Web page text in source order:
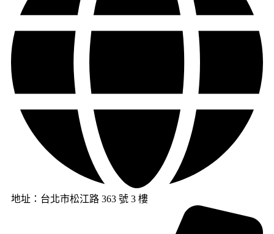
地址：台北市松江路 363 號 3 樓